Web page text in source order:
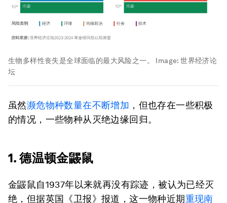
生物多样性丧失是全球面临的最大风险之一。 Image:世界经济论
坛
虽然濒危物种数量在不断增加 ，但也存在一些积极
的情况，一些物种从灭绝边缘回归。
1. 德温顿金鼹鼠
金鼹鼠自1937年以来就再没有踪迹，被认为已经灭
绝，但据英国《卫报》报道，这一物种近期重现南